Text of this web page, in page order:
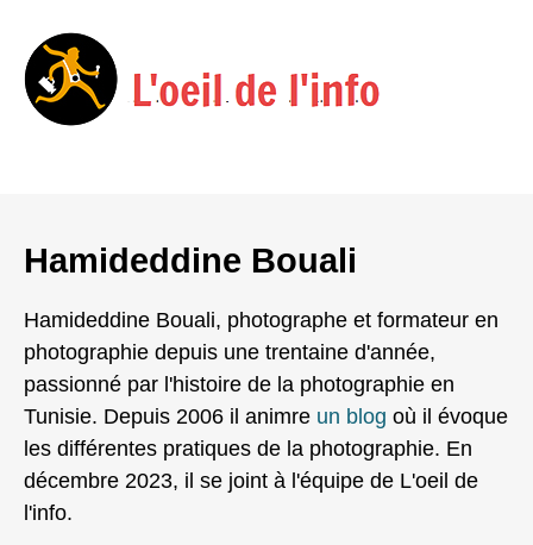
content
Hamideddine Bouali
Hamideddine Bouali, photographe et formateur en
photographie depuis une trentaine d'année,
passionné par l'histoire de la photographie en
Tunisie. Depuis 2006 il animre un blog où il évoque
les différentes pratiques de la photographie. En
décembre 2023, il se joint à l'équipe de L'oeil de
l'info.